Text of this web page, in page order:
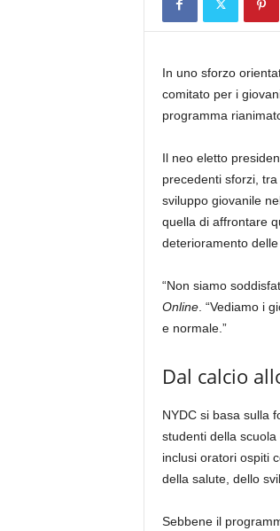
In uno sforzo
comitato per i
programma
Il neo eletto
precedenti sforzi,
sviluppo giovanile
quella di affrontare
deterioramento delle
“Non siamo
Online. “Vediamo i
e normale.”
Dal calcio
NYDC si basa sulla
studenti della
inclusi oratori ospiti
della salute, dello
Sebbene il